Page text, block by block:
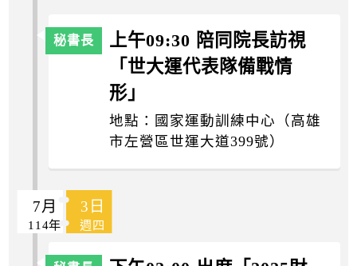
上午09:30 陪同院長訪視
「世大運代表隊備戰情
形」
地點：國家運動訓練中心（高雄
市左營區世運大道399號）
7月 3日
114年 週四